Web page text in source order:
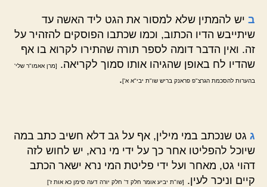
ב יש להמתין שלא למסור את הגט ליד האשה עד
שיתייבש הדיו הכתוב, וכמו שכתבו הפוסקים להזהיר על
זה. ואין הדבר דומה לספר תורה שהתירו לקרוא בו אף
שהדיו לח באופן שהגיהו אותו סמוך לקריאה.
[מרן אאמו"ר שלי'
בהערות להסכמת הגרצ"פ פראנק בריש שו"ת יבי"א א'].
ג גט שנכתב במי מילין, אף על גב דלא חשיב כתב במה
שיוכל להפליטו אחר כך על ידי מי נרא, יש לחוש לזה
דהוי גט, מאחר ועל ידי פליטת המי נרא ישאר הכתב
קיים וניכר לעין.
[שו"ת יביע אומר חלק ד' חלק יורה דעה סימן כא אות ז']